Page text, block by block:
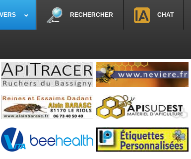
RECHERCHER CHAT